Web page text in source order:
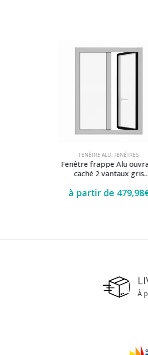
FENÊTRE ALU, FENÊTRES
Fenêtre frappe Alu
caché 2 vantaux gris
à partir de 479,98€
À